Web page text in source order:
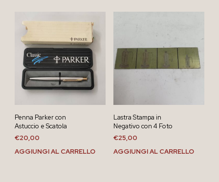
Penna Parker con
Astuccio e Scatola
€20,00
AGGIUNGI AL CARRELLO
Lastra Stampa in
Negativo con 4 Foto
€25,00
AGGIUNGI AL CARRELLO